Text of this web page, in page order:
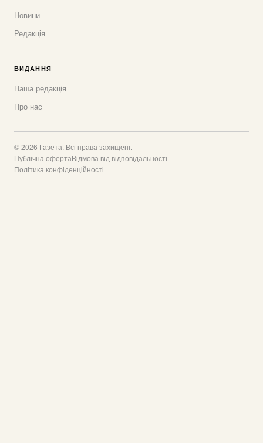
Новини
Редакція
ВИДАННЯ
Наша редакція
Про нас
© 2026 Газета. Всі права захищені.
Публічна офертаВідмова від відповідальності
Політика конфіденційності